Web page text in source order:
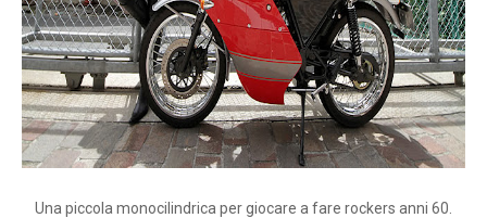
Una piccola monocilindrica per giocare a fare rockers anni 60.